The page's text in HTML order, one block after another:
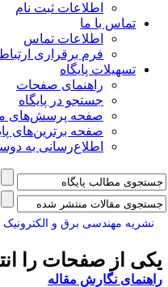
اطلاعات ثبت نام
تماس با ما
اطلاعات تماس
فرم برقراری ارتباط
تسهیلات پایگاه
راهنمای صفحات
جستجو در پایگاه
صفحه پرسش‌های
صفحه برترین‌های
اطلاع‌رسانی به
نشریه مهندسی برق و الکترونیک
از صفحات را
نگارش مقاله